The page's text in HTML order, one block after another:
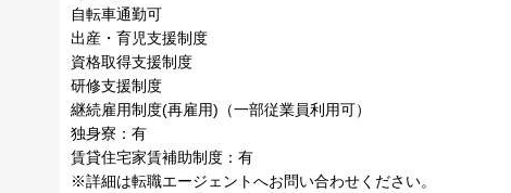
自転車通勤可
出産・育児支援制度
資格取得支援制度
研修支援制度
継続雇用制度(再雇用)（一部従業員利用可）
独身寮：有
賃貸住宅家賃補助制度：有
※詳細は転職エージェントへお問い合わせください。